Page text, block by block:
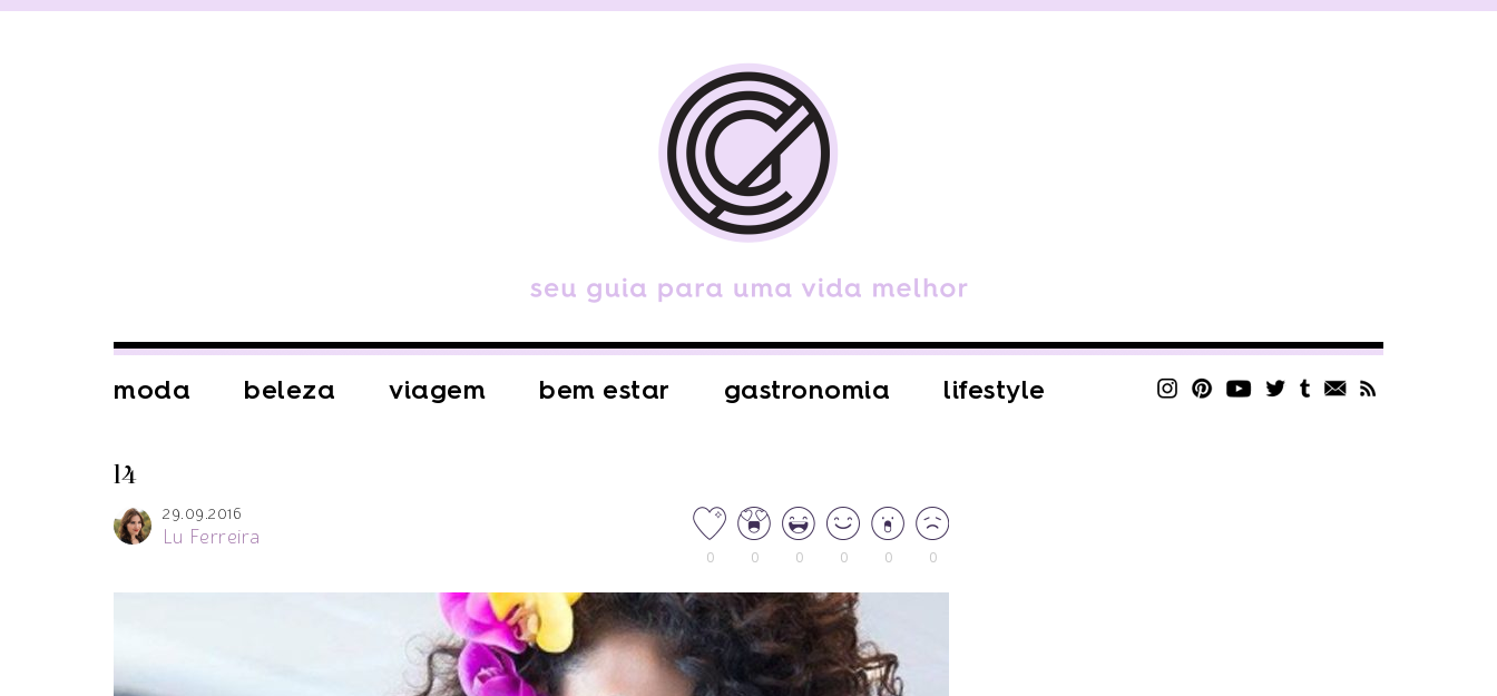
moda beleza viagem bem estar gastronomia lifestyle
l4
29.09.2016
Lu Ferreira
0 0 0 0 0 0